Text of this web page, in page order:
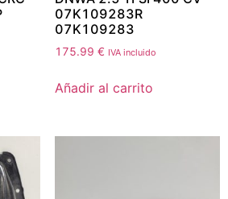
07K109283R
07K109283
175.99 € IVA incluido
Añadir al carrito